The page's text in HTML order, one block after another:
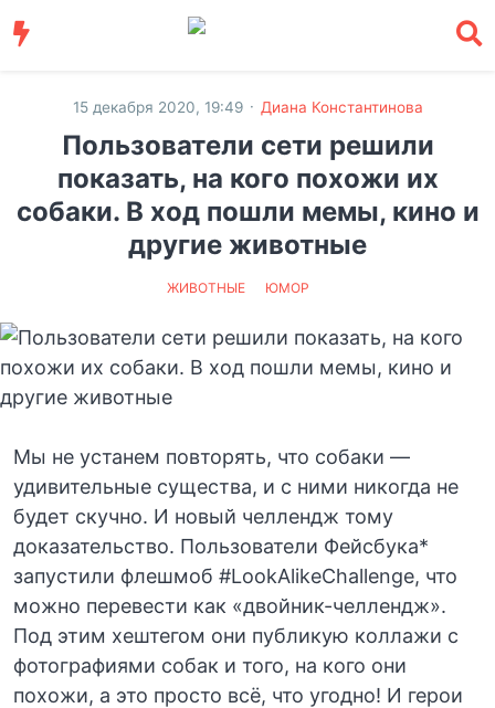
15 декабря 2020, 19:49 · Диана Константинова
Пользователи сети решили
показать, на кого похожи их
собаки. В ход пошли мемы, кино и
другие животные
ЖИВОТНЫЕ ЮМОР
Мы не устанем повторять, что собаки —
удивительные существа, и с ними никогда не
будет скучно. И новый челлендж тому
доказательство. Пользователи Фейсбука*
запустили флешмоб #LookAlikeChallenge, что
можно перевести как «двойник-челлендж».
Под этим хештегом они публикую коллажи с
фотографиями собак и того, на кого они
похожи, а это просто всё, что угодно! И герои